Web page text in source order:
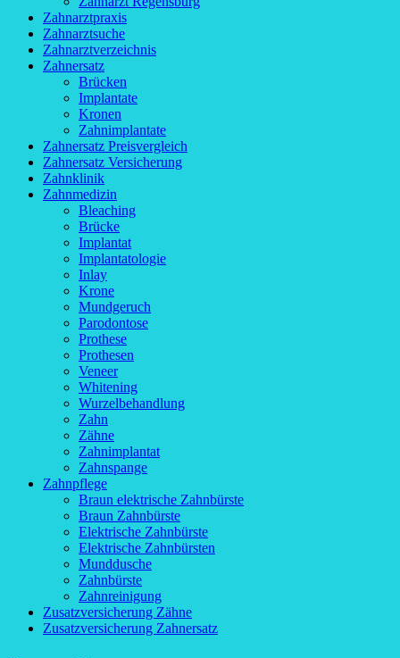
Zahnarztpraxis
Zahnarztsuche
Zahnarztverzeichnis
Zahnersatz
Brücken
Implantate
Kronen
Zahnimplantate
Zahnersatz Preisvergleich
Zahnersatz Versicherung
Zahnklinik
Zahnmedizin
Bleaching
Brücke
Implantat
Implantatologie
Inlay
Krone
Mundgeruch
Parodontose
Prothese
Prothesen
Veneer
Whitening
Wurzelbehandlung
Zahn
Zähne
Zahnimplantat
Zahnspange
Zahnpflege
Braun elektrische Zahnbürste
Braun Zahnbürste
Elektrische Zahnbürste
Elektrische Zahnbürsten
Munddusche
Zahnbürste
Zahnreinigung
Zusatzversicherung Zähne
Zusatzversicherung Zahnersatz